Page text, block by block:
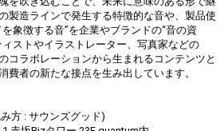
製造ラインで発生する特徴的な音や、製品使
象徴する音”を企業やブランドの“音の資
ストやイラストレーター、写真家などの
コラボレーションから生まれるコンテンツと
費者の新たな接点を生み出しています。
方 : サウンズグッド)